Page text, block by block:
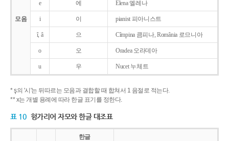
모음
e 에 Elena 엘레나
i 이 pianist 피아니스트
î, â 으 Cîmpina 큼피나, România 로므니아
o 오 Oradea 오라데아
u 우 Nucet 누체트
* ş의 '시'는 뒤따르는 모음과 결합할 때 합쳐서 1 음절로 적는다.
** x는 개별 용례에 따라 한글 표기를 정한다.
표 10 헝가리어 자모와 한글 대조표
한글